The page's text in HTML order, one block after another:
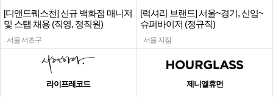
[디앤드퀘스천] 신규 백화점 매니저
및 스탭 채용 (직영, 정직원)
서울 서초구
[럭셔리 브랜드] 서울~경기, 신입~
슈퍼바이저 (정규직)
서울 지점
라이프레코드 제니엘휴먼